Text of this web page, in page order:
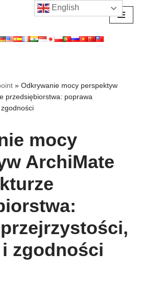
» Odkrywanie mocy perspektyw
przedsiębiorstwa: poprawa
mocy
ArchiMate
zgodności
English